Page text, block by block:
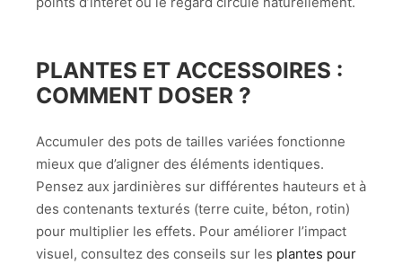
PLANTES ET ACCESSOIRES :
COMMENT DOSER ?
Accumuler des pots de tailles variées fonctionne
mieux que d’aligner des éléments identiques.
Pensez aux jardinières sur différentes hauteurs et à
des contenants texturés (terre cuite, béton, rotin)
pour multiplier les effets. Pour améliorer l’impact
visuel, consultez des conseils sur les plantes pour